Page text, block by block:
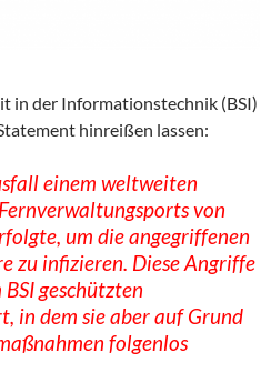
in der Informationstechnik (BSI)
hinreißen lassen:
einem weltweiten
von
um die angegriffenen
zu infizieren. Diese Angriffe
geschützten
in dem sie aber auf Grund
folgenlos